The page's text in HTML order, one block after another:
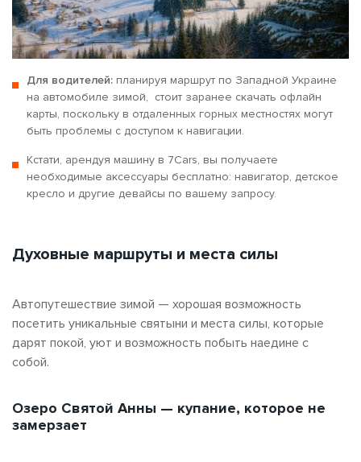
Для водителей: планируя маршрут по Западной Украине
на автомобиле зимой, стоит заранее скачать офлайн
карты, поскольку в отдаленных горных местностях могут
быть проблемы с доступом к навигации.
Кстати, арендуя машину в 7Cars, вы получаете
необходимые аксессуары бесплатно: навигатор, детское
кресло и другие девайсы по вашему запросу.
Духовные маршруты и места силы
Автопутешествие зимой — хорошая возможность
посетить уникальные святыни и места силы, которые
дарят покой, уют и возможность побыть наедине с
собой.
Озеро Святой Анны — купание, которое не
замерзает